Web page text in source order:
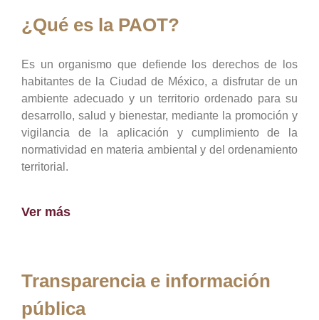
¿Qué es la PAOT?
Es un organismo que defiende los derechos de los
habitantes de la Ciudad de México, a disfrutar de un
ambiente adecuado y un territorio ordenado para su
desarrollo, salud y bienestar, mediante la promoción y
vigilancia de la aplicación y cumplimiento de la
normatividad en materia ambiental y del ordenamiento
territorial.
Ver más
Transparencia e información
pública